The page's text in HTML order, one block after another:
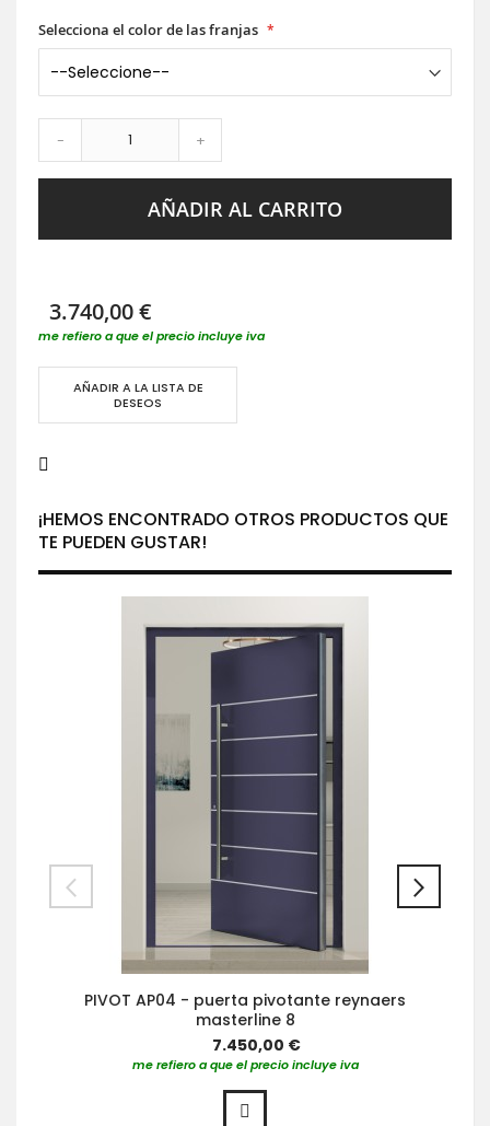
Selecciona el color de las franjas
- +
AÑADIR AL CARRITO
3.740,00 €
me refiero a que el precio incluye iva
AÑADIR A LA LISTA DE
DESEOS
¡HEMOS ENCONTRADO OTROS PRODUCTOS QUE
TE PUEDEN GUSTAR!
PIVOT AP04 - puerta pivotante reynaers
masterline 8
7.450,00 €
me refiero a que el precio incluye iva